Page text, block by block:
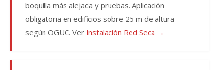
boquilla más alejada y pruebas. Aplicación
obligatoria en edificios sobre 25 m de altura
según OGUC. Ver Instalación Red Seca →